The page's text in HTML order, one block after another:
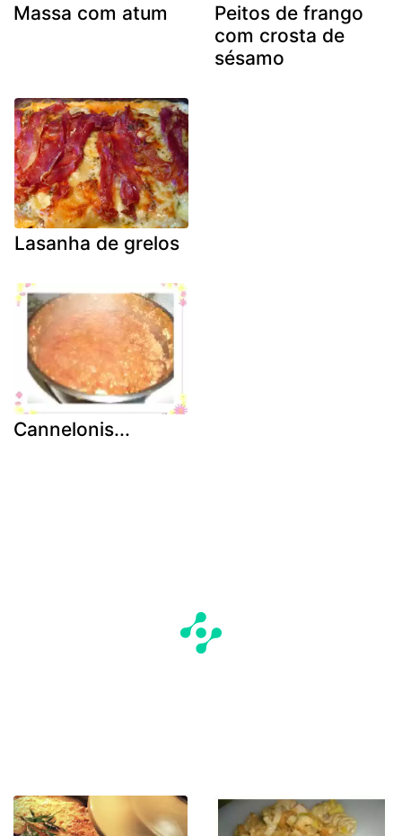
Massa com atum
Peitos de frango
com crosta de
sésamo
Lasanha de grelos
Cannelonis...